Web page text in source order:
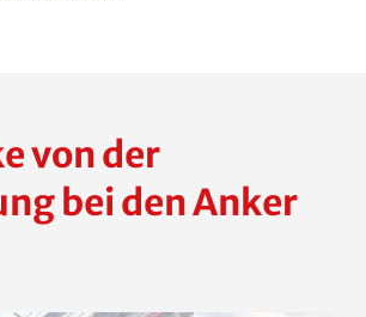
von der
bei den Anker